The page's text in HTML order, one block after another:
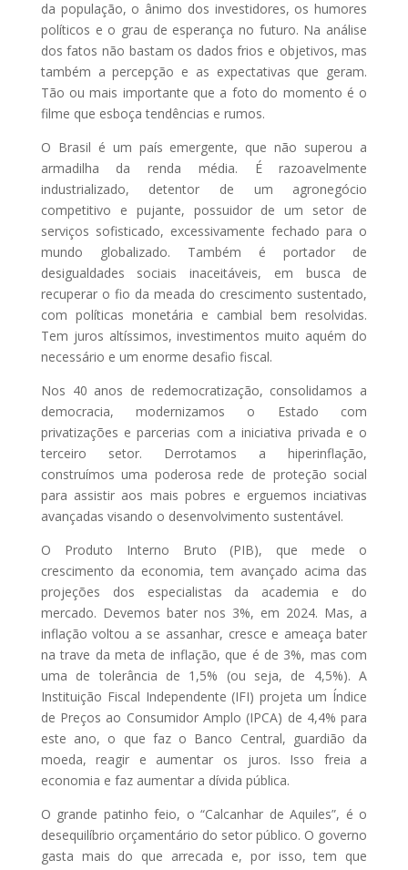
da população, o ânimo dos investidores, os humores
políticos e o grau de esperança no futuro. Na análise
dos fatos não bastam os dados frios e objetivos, mas
também a percepção e as expectativas que geram.
Tão ou mais importante que a foto do momento é o
filme que esboça tendências e rumos.
O Brasil é um país emergente, que não superou a
armadilha da renda média. É razoavelmente
industrializado, detentor de um agronegócio
competitivo e pujante, possuidor de um setor de
serviços sofisticado, excessivamente fechado para o
mundo globalizado. Também é portador de
desigualdades sociais inaceitáveis, em busca de
recuperar o fio da meada do crescimento sustentado,
com políticas monetária e cambial bem resolvidas.
Tem juros altíssimos, investimentos muito aquém do
necessário e um enorme desafio fiscal.
Nos 40 anos de redemocratização, consolidamos a
democracia, modernizamos o Estado com
privatizações e parcerias com a iniciativa privada e o
terceiro setor. Derrotamos a hiperinflação,
construímos uma poderosa rede de proteção social
para assistir aos mais pobres e erguemos inciativas
avançadas visando o desenvolvimento sustentável.
O Produto Interno Bruto (PIB), que mede o
crescimento da economia, tem avançado acima das
projeções dos especialistas da academia e do
mercado. Devemos bater nos 3%, em 2024. Mas, a
inflação voltou a se assanhar, cresce e ameaça bater
na trave da meta de inflação, que é de 3%, mas com
uma de tolerância de 1,5% (ou seja, de 4,5%). A
Instituição Fiscal Independente (IFI) projeta um Índice
de Preços ao Consumidor Amplo (IPCA) de 4,4% para
este ano, o que faz o Banco Central, guardião da
moeda, reagir e aumentar os juros. Isso freia a
economia e faz aumentar a dívida pública.
O grande patinho feio, o “Calcanhar de Aquiles”, é o
desequilíbrio orçamentário do setor público. O governo
gasta mais do que arrecada e, por isso, tem que